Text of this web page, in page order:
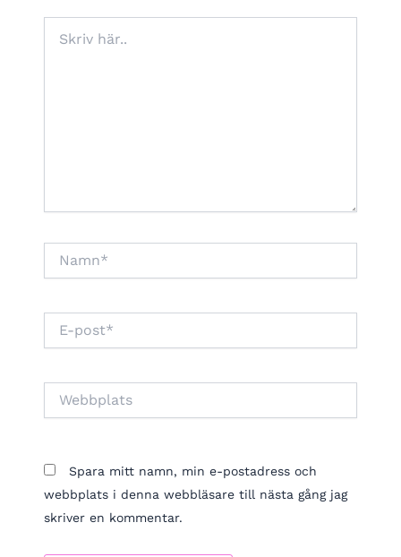
här..
post*
Spara mitt namn, min e-postadress och
webbplats i denna webbläsare till nästa gång jag
skriver en kommentar.